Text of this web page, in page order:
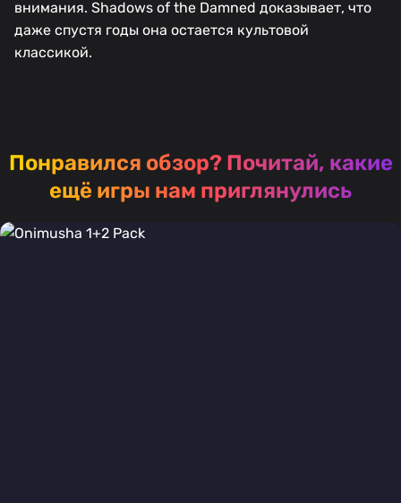
внимания. Shadows of the Damned доказывает, что
даже спустя годы она остается культовой
классикой.
Понравился обзор? Почитай, какие
ещё игры нам приглянулись